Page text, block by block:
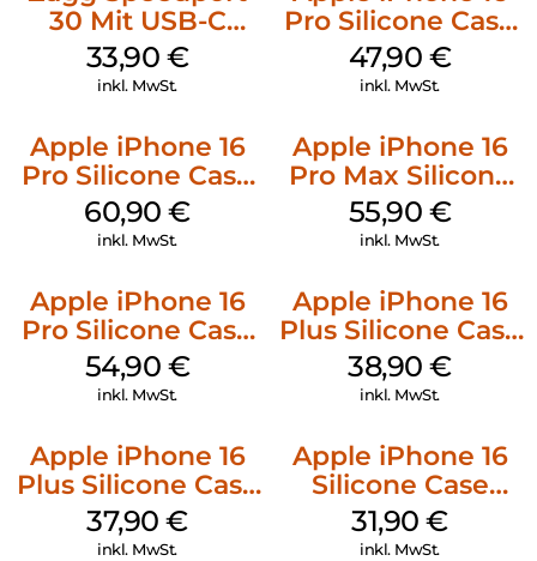
30 Mit USB-C
Kabel Weiß
33,90 €
inkl. MwSt.
Pro Silicone Case
MagSafe Denim
47,90 €
inkl. MwSt.
Apple iPhone 16
Pro Silicone Case
MagSafe Stone
Gray
60,90€
inkl. MwSt.
Apple iPhone 16
Pro Max Silicone
Case MagSafe
Stone Gray
55,90 €
inkl. MwSt.
Apple iPhone 16
Pro Silicone Case
MagSafe Black
54,90 €
inkl. MwSt.
Apple iPhone 16
Plus Silicone Case
MagSafe Denim
38,90€
inkl. MwSt.
Apple iPhone 16
Plus Silicone Case
MagSafe Lake
Green
37,90€
inkl. MwSt.
Apple iPhone 16
Silicone Case
MagSafe Fuchsia
31,90€
inkl. MwSt.